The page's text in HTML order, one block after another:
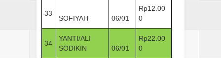
33
SOFIYAH 06/01
Rp12.00
0
34
YANTI/ALI
SODIKIN
06/01
Rp22.00
0